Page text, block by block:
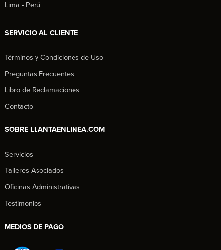
Lima - Perú
SERVICIO AL CLIENTE
Términos y Condiciones de Uso
Preguntas Frecuentes
Libro de Reclamaciones
Contacto
SOBRE LLANTAENLINEA.COM
Servicios
Talleres Asociados
Oficinas Administrativas
Testimonios
MEDIOS DE PAGO